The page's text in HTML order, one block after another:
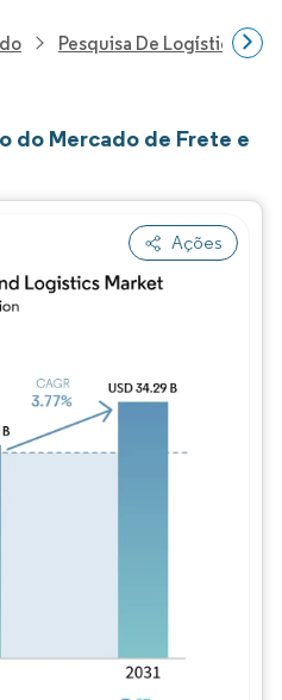
Pesquisa De Logística
do Mercado de Frete e
Ações